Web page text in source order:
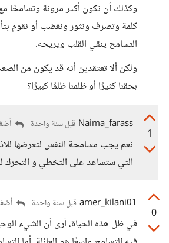
وكذلك أن نكون أكثر مرونة وتسامحًا
كلمة وتصرف ونثور ونغضب أو نقوم
التسامح ينقي القلب ويريحه.
ولكن ألا تعتقدين أنه قد يكون من
بحقنا كثيرًا أو ظلمنا ظلمًا كبيرًا؟
1
Naima_farass قبل سنة واحدة
نعم يجب مسامحة النفس لتعرضها
التي ستساعد على التخطي و التحرك
0
amer_kilani01 قبل سنة واحدة
في ظل هذه الحياة، أرى أن الشيء